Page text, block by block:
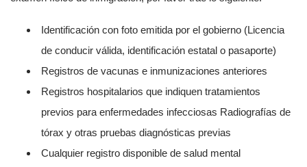
Identificación con foto emitida por el gobierno (Licencia
de conducir válida, identificación estatal o pasaporte)
Registros de vacunas e inmunizaciones anteriores
Registros hospitalarios que indiquen tratamientos
previos para enfermedades infecciosas Radiografías de
tórax y otras pruebas diagnósticas previas
Cualquier registro disponible de salud mental